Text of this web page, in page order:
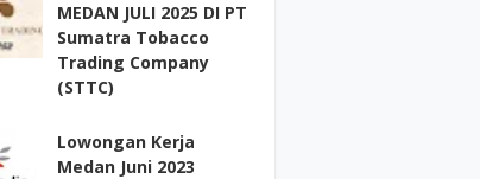
MEDAN JULI 2025 DI PT
Sumatra Tobacco
Trading Company
(STTC)
Lowongan Kerja
Medan Juni 2023